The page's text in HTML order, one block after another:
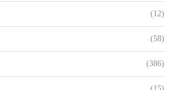
(12)
(58)
(386)